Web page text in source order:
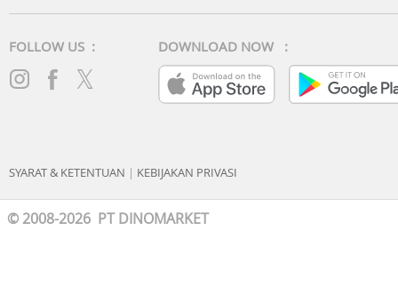
FOLLOW US : DOWNLOAD NOW :
SYARAT & KETENTUAN | KEBIJAKAN PRIVASI
© 2008-2026 PT DINOMARKET